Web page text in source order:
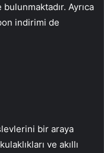
Ayrıca
indirimi de
bir araya
ve akıllı